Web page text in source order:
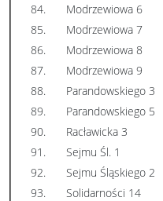
84.
Modrzewiowa 6
85.
Modrzewiowa 7
86.
Modrzewiowa 8
87.
Modrzewiowa 9
88.
Parandowskiego 3
89.
Parandowskiego 5
90.
Racławicka 3
91.
Sejmu Śl. 1
92.
Sejmu Śląskiego 2
93.
Solidarności 14